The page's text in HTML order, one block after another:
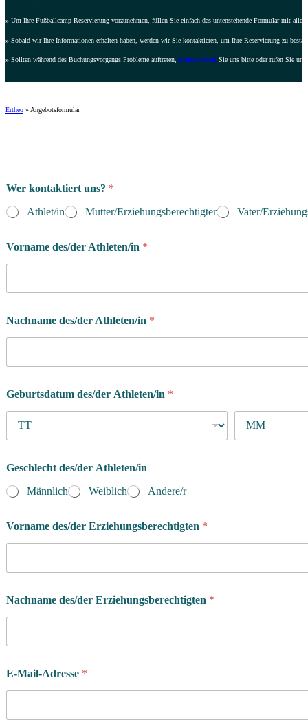
» Um Ihre Fußballcamp-Reservierung vorzunehmen, füllen Sie einfach das untenstehende Formular mit
» Sobald wir Ihre Informationen erhalten haben, werden wir Sie kontaktieren, um Ihre Reservierung zu
» Sollten während des Buchungsvorgangs Probleme auftreten, kontaktieren Sie uns bitte oder rufen Sie
Ertheo » Angebotsformular
Wer kontaktiert uns? *
Athlet/in
Mutter/Erziehungsberechtigter Vater/
Vorname des/der Athleten/in *
Nachname des/der Athleten/in *
Geburtsdatum des/der Athleten/in *
Geschlecht des/der Athleten/in
Männlich
Weiblich Andere/r
Vorname des/der Erziehungsberechtigten *
Nachname des/der Erziehungsberechtigten *
E-Mail-Adresse *